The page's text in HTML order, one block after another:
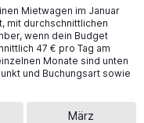
Mietwagen im Januar
mit durchschnittlichen
wenn dein Budget
47 € pro Tag am
Monate sind unten
und Buchungsart sowie
März